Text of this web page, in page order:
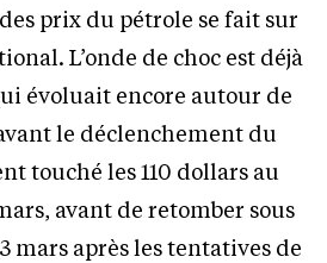
prix du pétrole se fait sur
L’onde de choc est déjà
évoluait encore autour de
le déclenchement du
touché les 110 dollars au
avant de retomber sous
mars après les tentatives de